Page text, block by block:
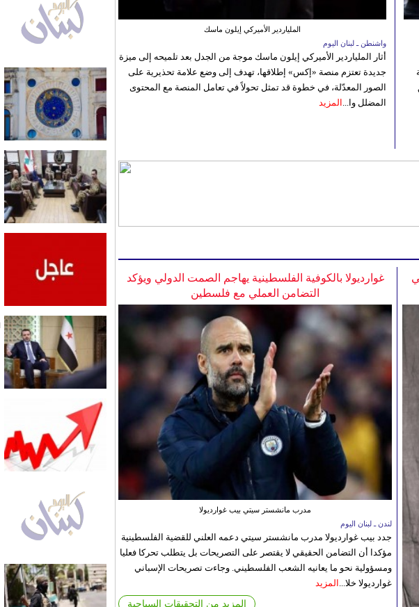
الملياردير الأميركي إيلون ماسك
واشنطن ـ لبنان اليوم
أثار الملياردير الأميركي إيلون ماسك موجة من الجدل بعد تلميحه إلى ميزة
جديدة تعتزم منصة «إكس» إطلاقها، تهدف إلى وضع علامة تحذيرية على
الصور المعدّلة، في خطوة قد تمثل تحولاً في تعامل المنصة مع المحتوى
المضلل وا... المزيد
غوارديولا بالكوفية الفلسطينية يهاجم الصمت الدولي ويؤكد
التضامن العملي مع فلسطين
مدرب مانشستر سيتي بيب غوارديولا
لندن ـ لبنان اليوم
جدد بيب غوارديولا مدرب مانشستر سيتي دعمه العلني للقضية الفلسطينية
مؤكدا أن التضامن الحقيقي لا يقتصر على التصريحات بل يتطلب تحركا فعليا
ومسؤولية نحو ما يعانيه الشعب الفلسطيني. وجاءت تصريحات الإسباني
غوارديولا خلا... المزيد
المزيد من التحقيقات السياحية